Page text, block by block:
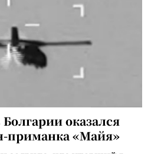
оказался
приманка «Майя»